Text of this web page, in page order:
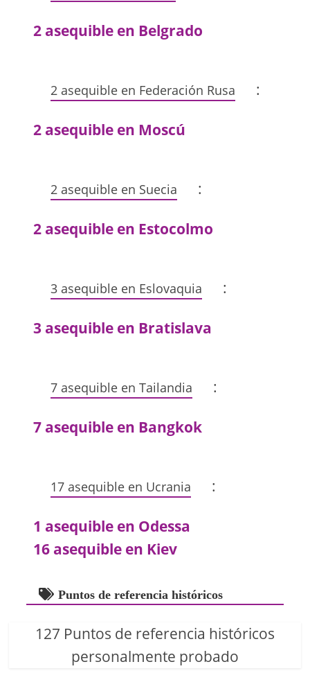
2 asequible en Belgrado
2 asequible en Federación Rusa :
2 asequible en Moscú
2 asequible en Suecia :
2 asequible en Estocolmo
3 asequible en Eslovaquia :
3 asequible en Bratislava
7 asequible en Tailandia :
7 asequible en Bangkok
17 asequible en Ucrania :
1 asequible en Odessa
16 asequible en Kiev
Puntos de referencia históricos
127 Puntos de referencia históricos
personalmente probado